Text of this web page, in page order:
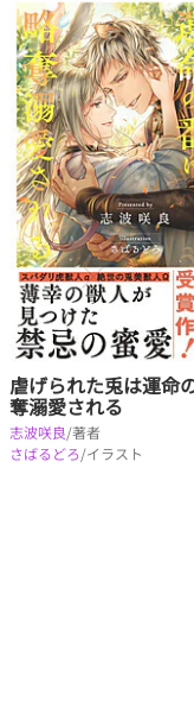
虐げられた兎は運命
奪溺愛される
志波咲良/著者
さばるどろ/イラスト